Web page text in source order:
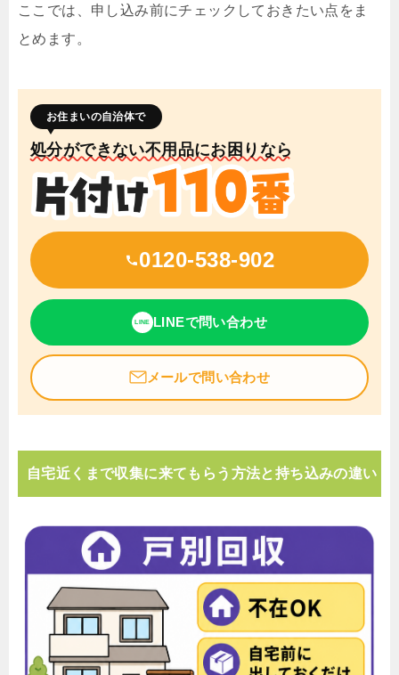
ここでは、申し込み前にチェックしておきたい点をま
とめます。
お住まいの自治体で
処分ができない不用品にお困りなら
0120-538-902
LINE LINEで問い合わせ
メールで問い合わせ
自宅近くまで収集に来てもらう方法と持ち込みの違い